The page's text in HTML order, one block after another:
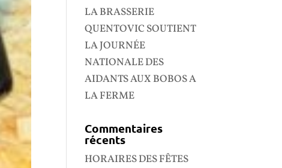
LA BRASSERIE
QUENTOVIC SOUTIENT
LA JOURNÉE
NATIONALE DES
AIDANTS AUX BOBOS A
LA FERME
Commentaires
récents
HORAIRES DES FÊTES